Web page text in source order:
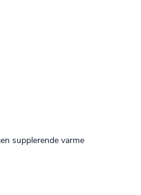
supplerende varme